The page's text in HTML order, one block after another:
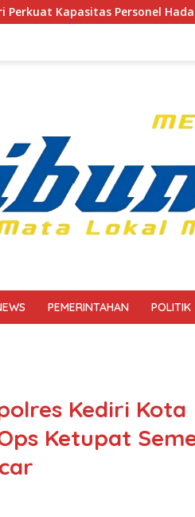
Hadapi Modus Love
PEMERINTAHAN POLITIK
Kediri Kota
Ketupat